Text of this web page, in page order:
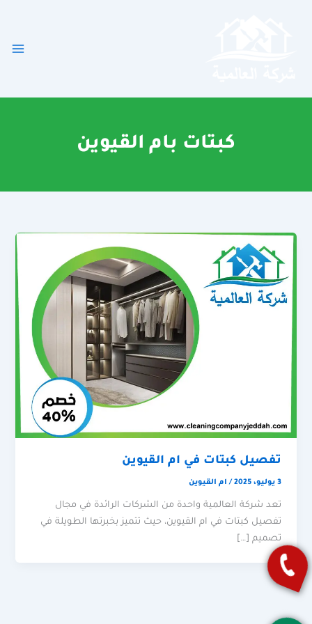
كبتات بام القيوين
تفصيل كبتات في ام القيوين
3 يوليو، 2025 / ام القيوين
تعد شركة العالمية واحدة من الشركات الرائدة في مجال
تفصيل كبتات في ام القيوين، حيث تتميز بخبرتها الطويلة في
تصميم […]